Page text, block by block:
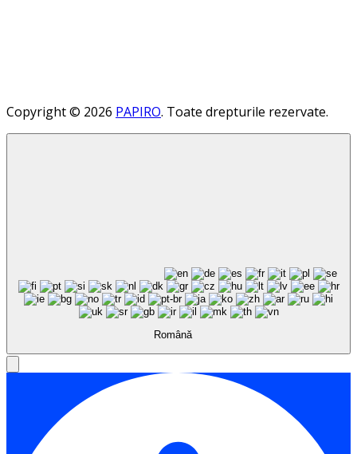
Copyright © 2026 PAPIRO. Toate drepturile rezervate.
Română